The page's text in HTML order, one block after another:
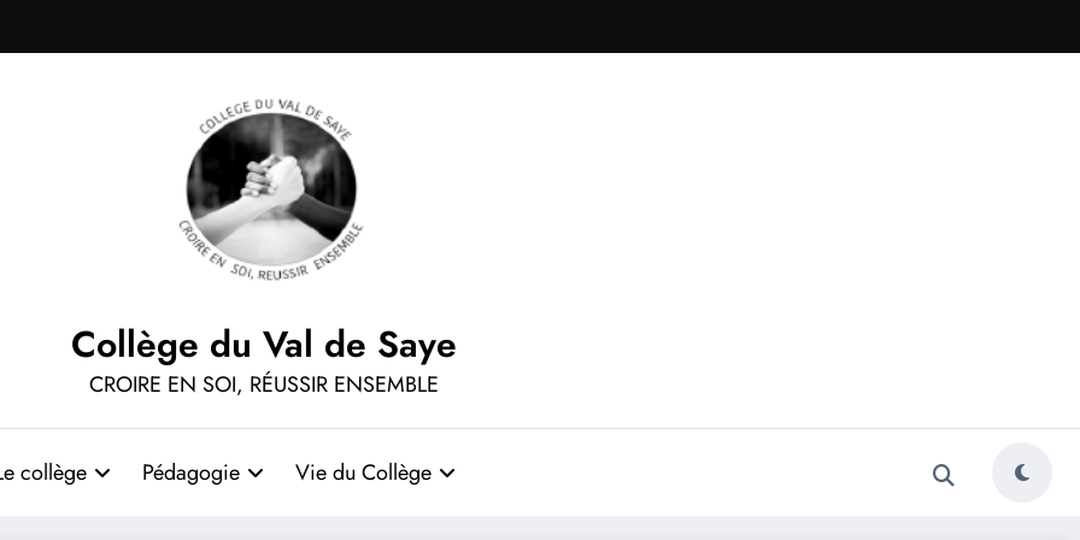
Collège du Val de Saye
CROIRE EN SOI, RÉUSSIR ENSEMBLE
collège Pédagogie Vie du Collège